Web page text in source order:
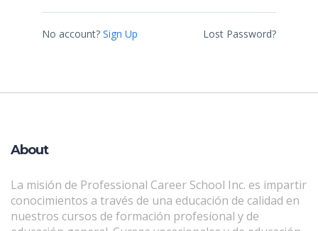
No account? Sign Up Lost Password?
About
La misión de Professional Career School Inc. es impartir
conocimientos a través de una educación de calidad en
nuestros cursos de formación profesional y de